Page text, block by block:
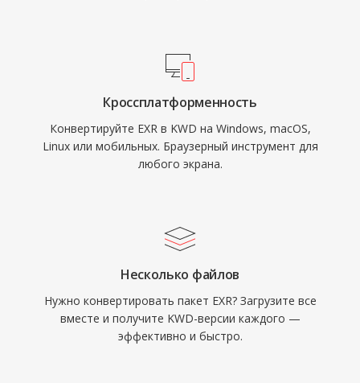
Кроссплатформенность
Конвертируйте EXR в KWD на Windows, macOS,
Linux или мобильных. Браузерный инструмент для
любого экрана.
Несколько файлов
Нужно конвертировать пакет EXR? Загрузите все
вместе и получите KWD-версии каждого —
эффективно и быстро.